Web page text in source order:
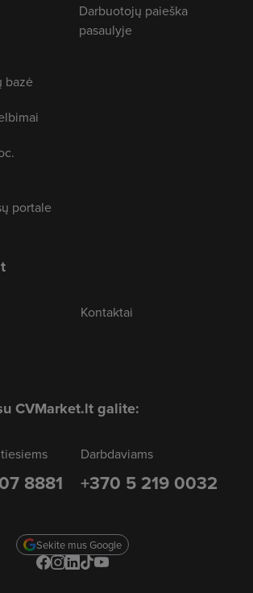
bazė
portale
Darbuotojų paieška
pasaulyje
Kontaktai
CVMarket.lt galite:
8881
Darbdaviams
+370 5 219 0032
Sekite mus Google